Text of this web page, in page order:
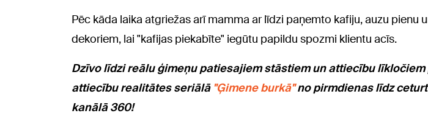
Pēc kāda laika atgriežas arī mamma ar līdzi paņemto kafiju, auzu pienu
dekoriem, lai "kafijas piekabīte" iegūtu papildu spozmi klientu acīs.
Dzīvo līdzi reālu ģimeņu patiesajiem stāstiem un attiecību līkločiem
attiecību realitātes seriālā "Ģimene burkā"no pirmdienas līdz
kanālā 360!